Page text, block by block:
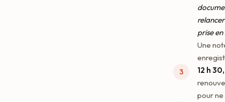
prise
Une
12 h
pour